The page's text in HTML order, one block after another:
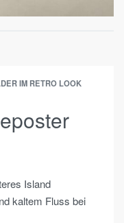
IM RETRO LOOK
Island
kaltem Fluss bei